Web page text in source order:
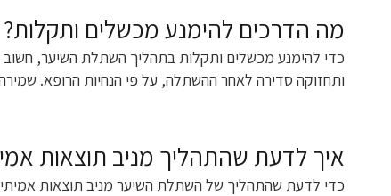
מה הדרכים להימנע מכשלים ותקלות?
כדי להימנע מכשלים ותקלות בתהליך השתלת השיער,
ותחזוקה סדירה לאחר ההשתלה, על פי הנחיות הרופא.
איך לדעת שהתהליך מניב תוצאות
כדי לדעת שהתהליך של השתלת השיער מניב תוצאות